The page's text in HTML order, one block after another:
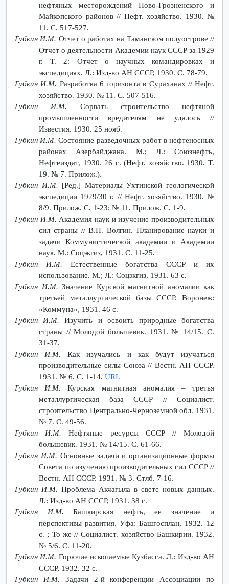
нефтяных месторождений Ново-Грозненского и
Майкопского районов // Нефт. хозяйство. 1930. №
11. С. 517-527.
Губкин И.М. Отчет о работах на Таманском полуострове //
Отчет о деятельности Академии наук СССР за 1929
г. Т. 2: Отчет о научных командировках и
экспедициях. Л.: Изд-во АН СССР, 1930. С. 78-79.
Губкин И.М. Разработка 6 горизонта в Сураханах // Нефт.
хозяйство. 1930. № 11. С. 507-516.
Губкин И.М. Сорвать строительство нефтяной
промышленности вредителям не удалось //
Известия. 1930. 25 нояб.
Губкин И.М.Состояние разведочных работ в нефтеносных
районах Азербайджана. М.; Л.: Союзнефть,
Нефтеиздат, 1930. 26 с. (Нефт. хозяйство. 1930. Т.
19. № 7. Прилож.).
Губкин И.М. [Ред.] Материалы Ухтинской геологической
экспедиции 1929/30 г. // Нефт. хозяйство. 1930. №
8/9. Прилож. С. 1-23; № 11. Прилож. С. 1-9.
Губкин И.М. Академия наук и изучение производительных
сил страны // В.П. Волгин. Планирование науки и
задачи Коммунистической академии и Академии
наук. М.: Соцэкгиз, 1931. С. 11-25.
Губкин И.М. Естественные богатства СССР и их
использование. М.; Л.: Соцэкгиз, 1931. 63 с.
Губкин И.М. Значение Курской магнитной аномалии как
третьей металлургической базы СССР. Воронеж:
«Коммуна», 1931. 46 с.
Губкин И.М.Изучить и освоить природные богатства
страны // Молодой большевик. 1931. № 14/15. С.
31-37.
Губкин И.М.Как изучались и как будут изучаться
производительные силы Союза // Вестн. АН СССР.
1931. № 6. С. 1-14.URL
Губкин И.М.Курская магнитная аномалия – третья
металлургическая база СССР // Социалист.
строительство Центрально-Черноземной обл. 1931.
№ 7. С. 49-56.
Губкин И.М.Нефтяные ресурсы СССР // Молодой
большевик. 1931. № 14/15. С. 61-66.
Губкин И.М. Основные задачи и организационные формы
Совета по изучению производительных сил СССР //
Вестн. АН СССР. 1931. № 3. Стлб. 7-16.
Губкин И.М. Проблема Акчагыла в свете новых данных.
Л.: Изд-во АН СССР, 1931. 38 с.
Губкин И.М. Башкирская нефть, ее значение и
перспективы развития. Уфа: Башгосплан, 1932. 12
с. ; То же // Социалист. хозяйство Башкирии. 1932.
№ 5/6. С. 11-20.
Губкин И.М. Горючие ископаемые Кузбасса. Л.: Изд-во АН
СССР, 1932. 32 с.
Губкин И.М. Задачи 2-й конференции Ассоциации по